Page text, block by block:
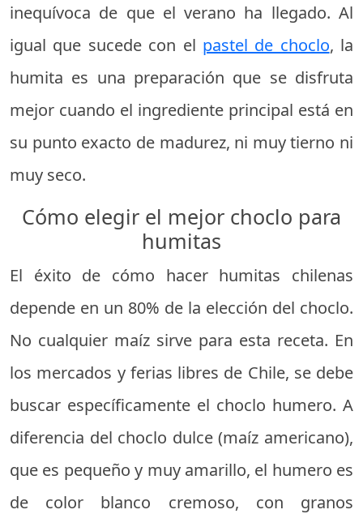
inequívoca de que el verano ha llegado. Al
igual que sucede con el pastel de choclo, la
humita es una preparación que se disfruta
mejor cuando el ingrediente principal está en
su punto exacto de madurez, ni muy tierno ni
muy seco.
Cómo elegir el mejor choclo para
humitas
El éxito de cómo hacer humitas chilenas
depende en un 80% de la elección del choclo.
No cualquier maíz sirve para esta receta. En
los mercados y ferias libres de Chile, se debe
buscar específicamente el choclo humero. A
diferencia del choclo dulce (maíz americano),
que es pequeño y muy amarillo, el humero es
de color blanco cremoso, con granos